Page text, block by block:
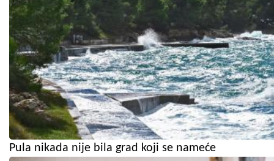
Pula nikada nije bila grad koji se nameće